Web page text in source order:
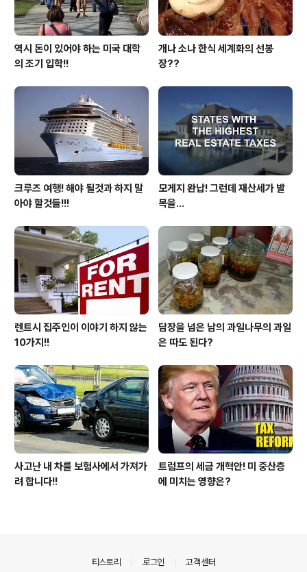
역시 돈이 있어야 하는 미국 대학
의 조기 입학!!
개나 소나 한식 세계화의 선봉
장??
크루즈 여행! 해야 될것과 하지 말
아야 할것들!!!
모게지 완납! 그런데 재산세가 발
목을...
렌트시 집주인이 이야기 하지 않는
10가지!!
담장을 넘은 남의 과일나무의 과일
은 따도 된다?
사고난 내 차를 보험사에서 가져가
려 합니다!!
트럼프의 세금 개혁안! 미 중산층
에 미치는 영향은?
티스토리 로그인 고객센터